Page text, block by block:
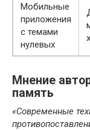
Мобильные
приложения
с темами
нулевых
х
Мнение
память
«Современные